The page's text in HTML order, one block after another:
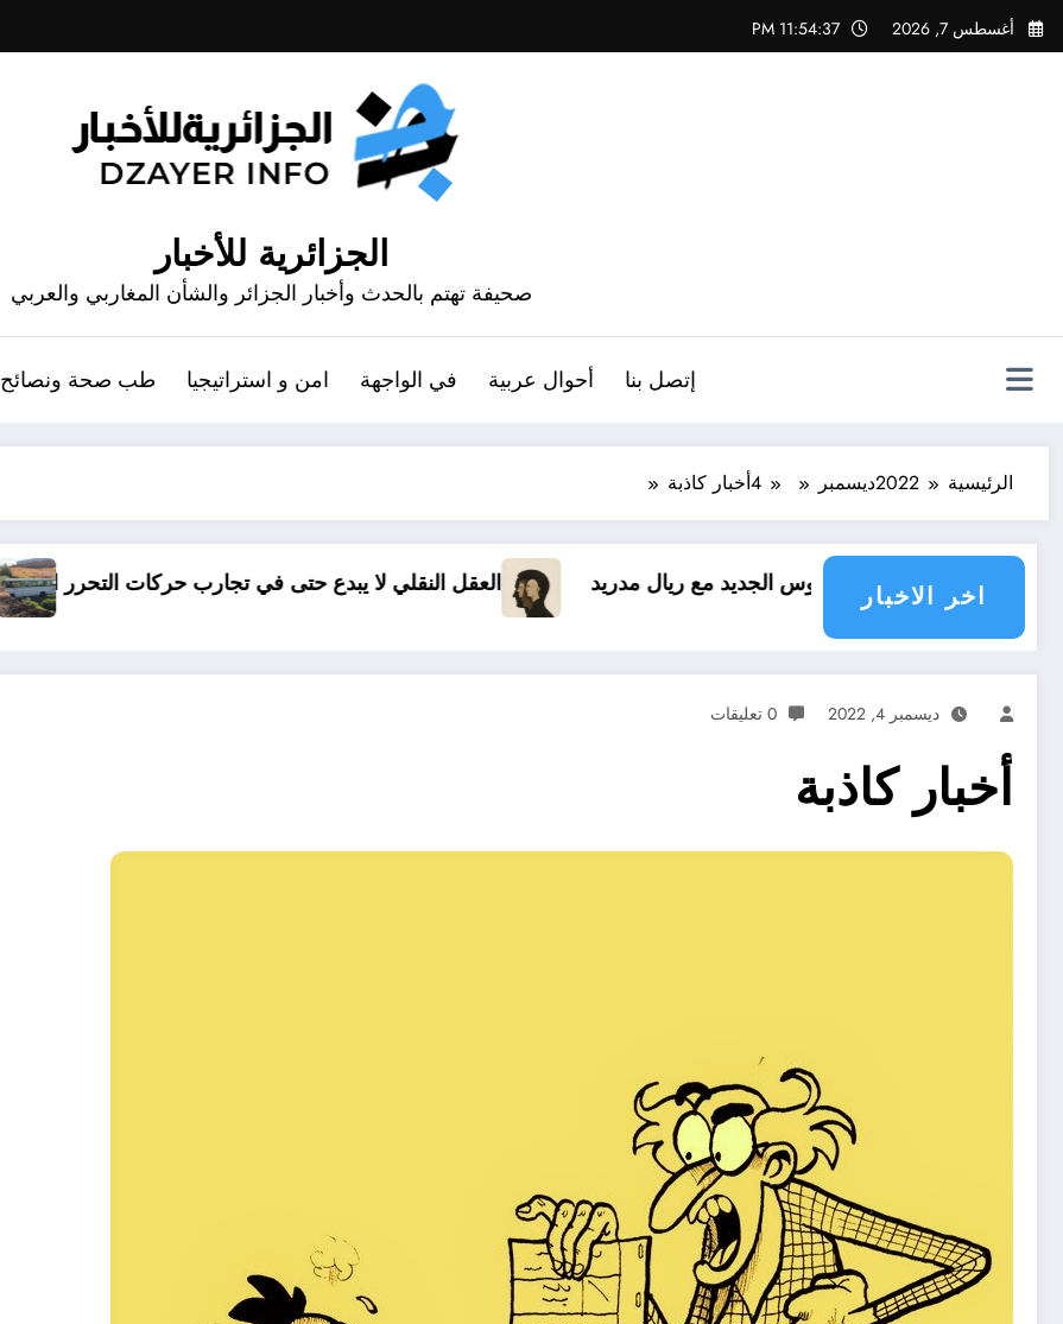
التجاوز
إلى
أغسطس 7, 2026 11:54:38 PM
الجزائرية للأخبار
صحيفة تهتم بالحدث وأخبار الجزائر والشأن المغاربي والعربي
إتصل بنا أحوال عربية في الواجهة امن و استراتيجيا طب صحة ونصائح
الرئيسية 2022ديسمبر 4أخبار كاذبة
اخر الاخبار
الجديد مع ريال مدريد العقل النقلي لا يبدع حتى في تجارب حركات التحرر الوطني06 وفيات و إصابة 25 جريح في حادث مرور بقسنطينة
ديسمبر 4, 2022 0 تعليقات
أخبار كاذبة